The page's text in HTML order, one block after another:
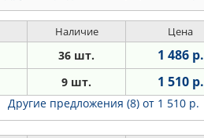
Наличие Цена
36 шт. 1 486 р.
9 шт. 1 510 р.
Другие предложения (8) от 1 510 р.